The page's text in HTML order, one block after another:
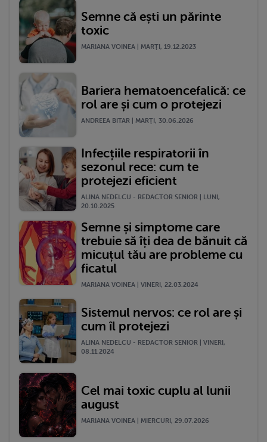
Semne că ești un părinte
toxic
MARIANA VOINEA | MARŢI, 19.12.2023
Bariera hematoencefalică: ce
rol are și cum o protejezi
ANDREEA BITAR | MARŢI, 30.06.2026
Infecțiile respiratorii în
sezonul rece: cum te
protejezi eficient
ALINA NEDELCU - REDACTOR SENIOR | LUNI,
20.10.2025
Semne și simptome care
trebuie să îți dea de bănuit că
micuțul tău are probleme cu
ficatul
MARIANA VOINEA | VINERI, 22.03.2024
Sistemul nervos: ce rol are și
cum îl protejezi
ALINA NEDELCU - REDACTOR SENIOR | VINERI,
08.11.2024
Cel mai toxic cuplu al lunii
august
MARIANA VOINEA | MIERCURI, 29.07.2026